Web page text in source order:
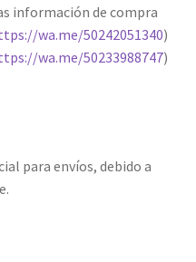
información de compra
wa.me/50242051340)
wa.me/50233988747)
para envíos, debido a